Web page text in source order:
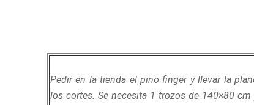
Pedir en la tienda el pino finger y llevar la
los cortes. Se necesita 1 trozos de 140×80